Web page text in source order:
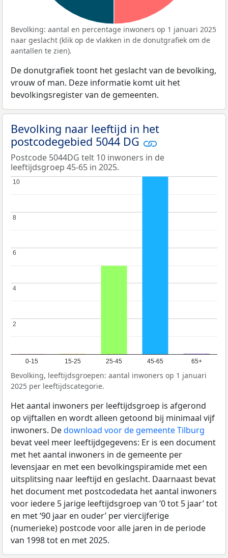
Bevolking: aantal en percentage inwoners op 1 januari 2025
naar geslacht (klik op de vlakken in de donutgrafiek om de
aantallen te zien).
De donutgrafiek toont het geslacht van de bevolking,
vrouw of man. Deze informatie komt uit het
bevolkingsregister van de gemeenten.
Bevolking naar leeftijd in het
postcodegebied 5044 DG
Postcode 5044DG telt 10 inwoners in de
leeftijdsgroep 45-65 in 2025.
0-15 15-25 25-45 45-65 65+
2
2
4
4
6
6
8
8
10
10
Bevolking, leeftijdsgroepen: aantal inwoners op 1 januari
2025 per leeftijdscategorie.
Het aantal inwoners per leeftijdsgroep is afgerond
op vijftallen en wordt alleen getoond bij minimaal vijf
inwoners. Dedownload voor de gemeente Tilburg
bevat veel meer leeftijdgegevens: Er is een document
met het aantal inwoners in de gemeente per
levensjaar en met een bevolkingspiramide met een
uitsplitsing naar leeftijd en geslacht. Daarnaast bevat
het document met postcodedata het aantal inwoners
voor iedere 5 jarige leeftijdsgroep van ‘0 tot 5 jaar’ tot
en met ‘90 jaar en ouder’ per viercijferige
(numerieke) postcode voor alle jaren in de periode
van 1998 tot en met 2025.